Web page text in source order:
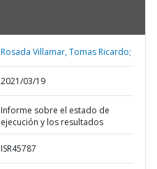
Rosada Villamar, Tomas Ricardo;
2021/03/19
Informe sobre el estado de
ejecución y los resultados
ISR45787